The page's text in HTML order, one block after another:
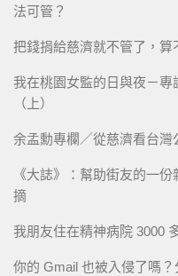
法可管？
把錢捐給慈濟就不管了，算
我在桃園女監的日與夜－
（上）
余孟勳專欄／從慈濟看台灣
《大誌》：幫助街友的一
摘
我朋友住在精神病院 3000
你的 Gmail 也被入侵了嗎？